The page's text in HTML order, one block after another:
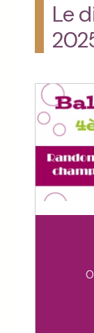
Le